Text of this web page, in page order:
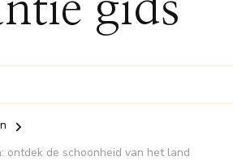
gids
ontdek de schoonheid van het land